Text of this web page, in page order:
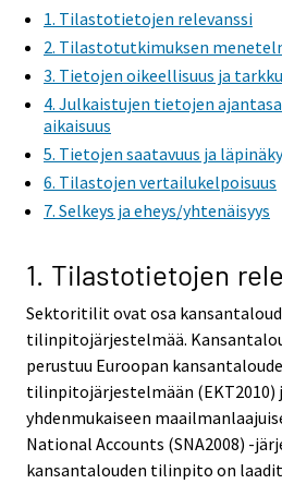
1. Tilastotietojen relevanssi
2. Tilastotutkimuksen
3. Tietojen oikeellisuus ja
4. Julkaistujen tietojen
aikaisuus
5. Tietojen saatavuus ja
6. Tilastojen vertailukelpoisuus
7. Selkeys ja eheys/yhtenäisyys
1. Tilastotietojen
Sektoritilit ovat osa
tilinpitojärjestelmää.
perustuu Euroopan
tilinpitojärjestelmään (EKT2010)
yhdenmukaiseen
National Accounts (SNA2008) -
kansantalouden tilinpito on